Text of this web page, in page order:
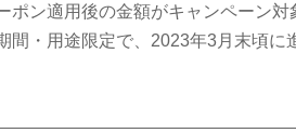
ン適用後の金額がキャンペーン対
・用途限定で、2023年3月末頃に